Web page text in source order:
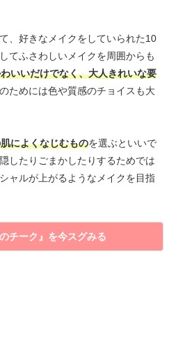
、好きなメイクをしていられた10
てふさわしいメイクを周囲からも
いいだけでなく、大人きれいな要
ためには色や質感のチョイスも大
によくなじむものを選ぶといいで
したりごまかしたりするためでは
ャルが上がるようなメイクを目指
チーク』を今スグみる